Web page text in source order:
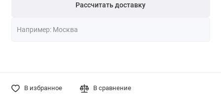
Рассчитать доставку
В избранное В сравнение